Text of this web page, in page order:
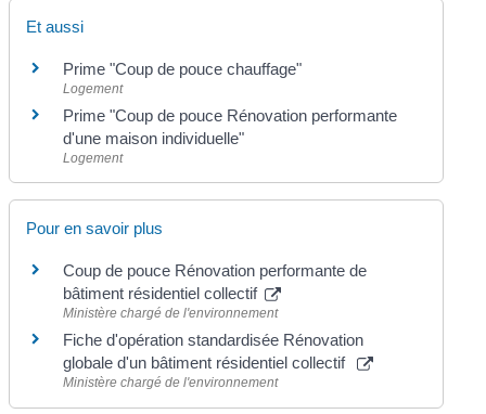
Et aussi
Prime "Coup de pouce chauffage"
Logement
Prime "Coup de pouce Rénovation performante
d'une maison individuelle"
Logement
Pour en savoir plus
Coup de pouce Rénovation performante de
bâtiment résidentiel collectif
Ministère chargé de l'environnement
Fiche d'opération standardisée Rénovation
globale d'un bâtiment résidentiel collectif
Ministère chargé de l'environnement